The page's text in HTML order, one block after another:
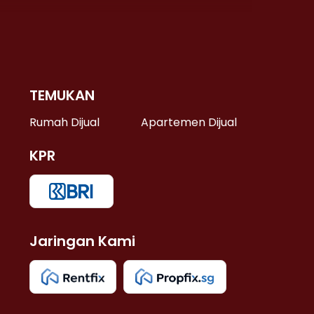
TEMUKAN
Rumah Dijual Apartemen Dijual
KPR
Jaringan Kami